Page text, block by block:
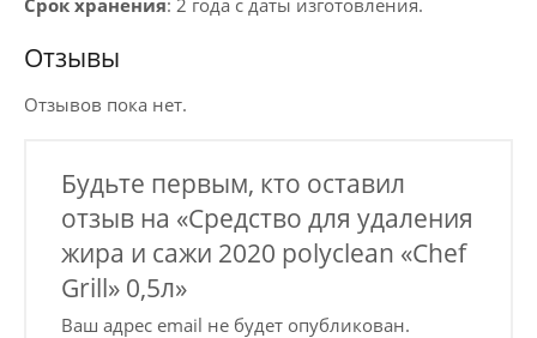
Срок хранения: 2 года с даты изготовления.
Отзывы
Отзывов пока нет.
Будьте первым, кто оставил
отзыв на «Средство для удаления
жира и сажи 2020 polyclean «Chef
Grill» 0,5л»
Ваш адрес email не будет опубликован.